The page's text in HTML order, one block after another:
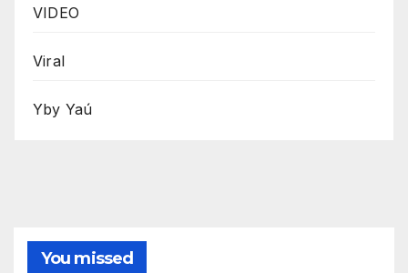
VIDEO
Viral
Yby Yaú
You missed